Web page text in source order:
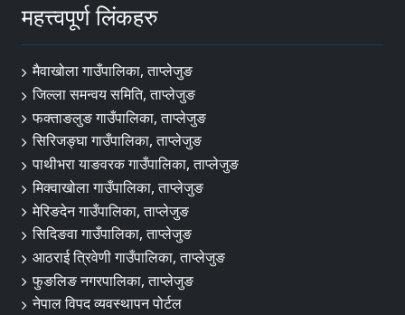
महत्त्वपूर्ण लिंकहरु
मैवाखोला गाउँपालिका, ताप्लेजुङ
जिल्ला समन्वय समिति, ताप्लेजुङ
फक्ताङलुङ गाउँपालिका, ताप्लेजुङ
सिरिजङ्घा गाउँपालिका, ताप्लेजुङ
पाथीभरा याङवरक गाउँपालिका, ताप्लेजुङ
मिक्वाखोला गाउँपालिका, ताप्लेजुङ
मेरिङदेन गाउँपालिका, ताप्लेजुङ
सिदिङवा गाउँपालिका, ताप्लेजुङ
आठराई त्रिवेणी गाउँपालिका, ताप्लेजुङ
फुङलिङ नगरपालिका, ताप्लेजुङ
नेपाल विपद व्यवस्थापन पोर्टल